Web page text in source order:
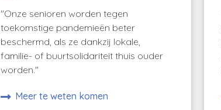
"Onze senioren worden tegen
toekomstige pandemieën beter
beschermd, als ze dankzij lokale,
familie- of buurtsolidariteit thuis ouder
worden."
Meer te weten komen